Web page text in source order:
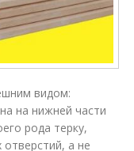
видом:
на нижней части
рода терку,
а не